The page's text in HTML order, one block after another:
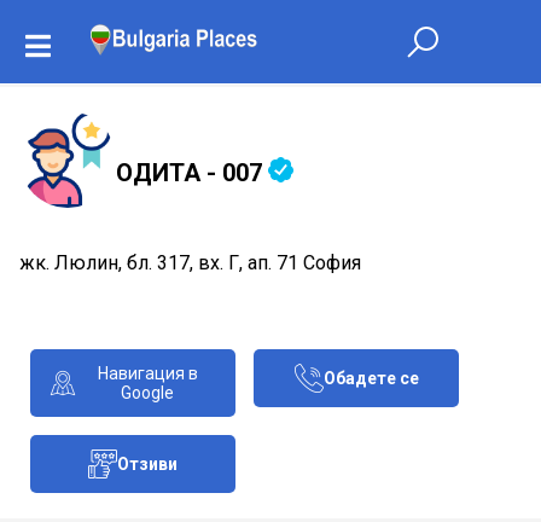
ОДИТА - 007
жк. Люлин, бл. 317, вх. Г, ап. 71 София
Навигация в
Google
Обадете се
Отзиви